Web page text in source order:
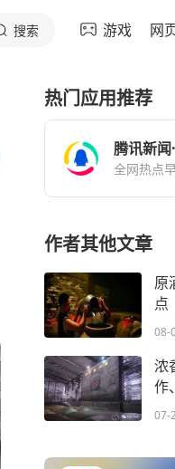
搜索 游戏 网
热门应用推荐
腾讯新闻
全网热点
作者其他文章
原
点
08-
浓
作
07-